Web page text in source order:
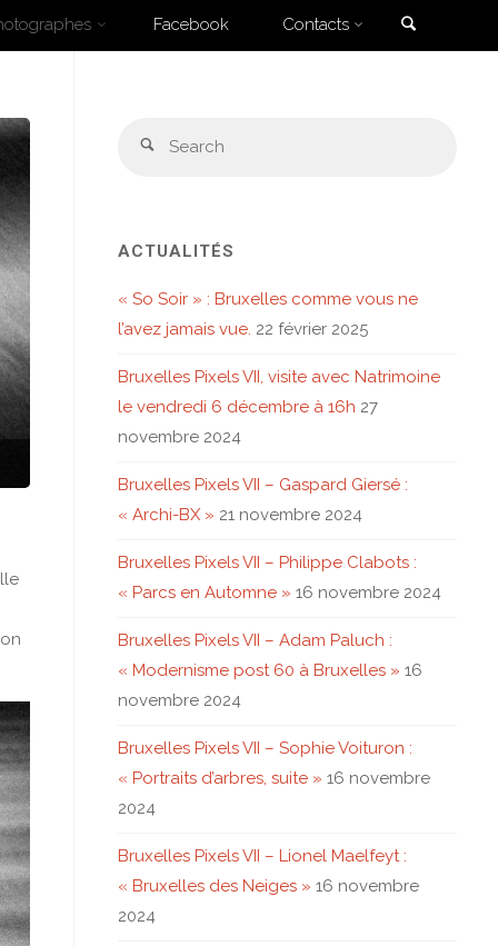
Facebook Contacts
Search
ACTUALITÉS
« So Soir » : Bruxelles comme vous ne
l’avez jamais vue. 22 février 2025
Bruxelles Pixels VII, visite avec Natrimoine
le vendredi 6 décembre à 16h 27
novembre 2024
Bruxelles Pixels VII – Gaspard Giersé :
« Archi-BX » 21 novembre 2024
Bruxelles Pixels VII – Philippe Clabots :
« Parcs en Automne » 16 novembre 2024
Bruxelles Pixels VII – Adam Paluch :
« Modernisme post 60 à Bruxelles » 16
novembre 2024
Bruxelles Pixels VII – Sophie Voituron :
« Portraits d’arbres, suite » 16 novembre
2024
Bruxelles Pixels VII – Lionel Maelfeyt :
« Bruxelles des Neiges » 16 novembre
2024